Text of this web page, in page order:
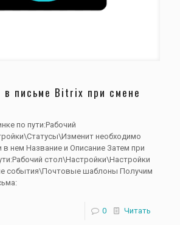
в письме Bitrix при смене
по пути:Рабочий
необходимо
в нем Название и Описание Затем при
стол\Настройки\Настройки
события\Почтовые шаблоны Получим
0 Читать